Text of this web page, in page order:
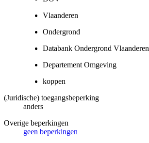
Vlaanderen
Ondergrond
Databank Ondergrond Vlaanderen
Departement Omgeving
koppen
(Juridische) toegangsbeperking
anders
Overige beperkingen
geen beperkingen